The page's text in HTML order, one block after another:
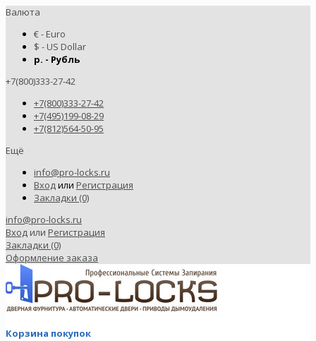
Валюта
€ - Euro
$ - US Dollar
р. - Рубль
+7(800)333-27-42
+7(800)333-27-42
+7(495)199-08-29
+7(812)564-50-95
Ещё
info@pro-locks.ru
Входили Регистрация
Закладки (0)
info@pro-locks.ru
Вход или Регистрация
Закладки (0)
Оформление заказа
Корзина покупок